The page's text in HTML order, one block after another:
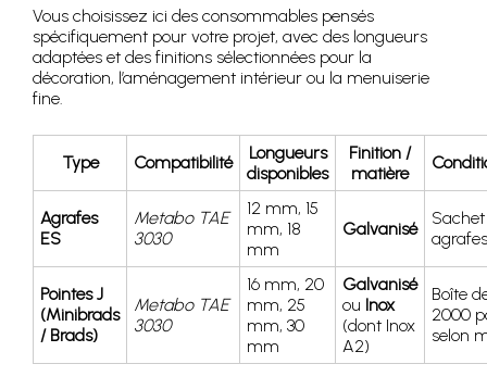
Vous choisissez ici des consommables pensés
spécifiquement pour votre projet, avec des longueurs
adaptées et des finitions sélectionnées pour la
décoration, l’aménagement intérieur ou la menuiserie
fine.
Type Compatibilité
Longueurs
disponibles
Finition /
matière
Agrafes
ES
Metabo TAE
3030
12 mm, 15
mm, 18
mm
Galvanisé
agrafes
Pointes J
(Minibrads
/ Brads)
Metabo TAE
3030
16 mm, 20
mm, 25
mm, 30
mm
Galvanisé
ou Inox
(dont Inox
A2)
Boîte
2000
selon